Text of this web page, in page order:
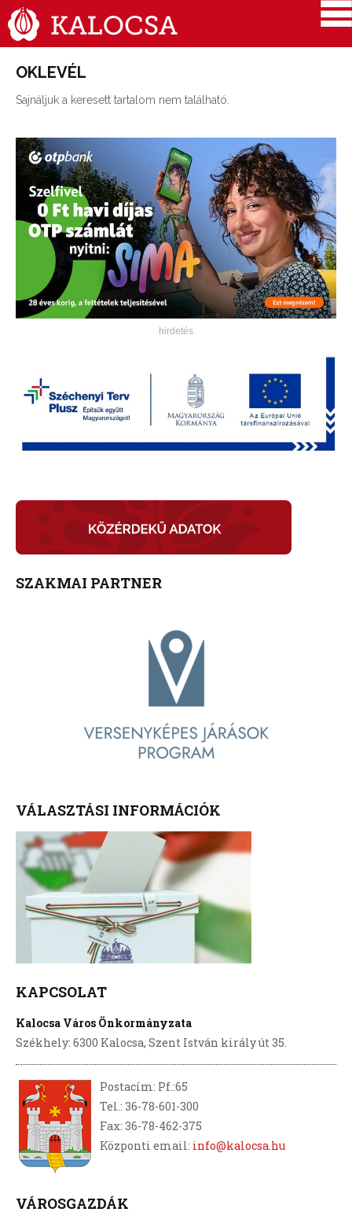
OKLEVÉL
Sajnáljuk a keresett tartalom nem található.
hirdetés
SZAKMAI PARTNER
VÁLASZTÁSI INFORMÁCIÓK
KAPCSOLAT
Kalocsa Város Önkormányzata
Székhely: 6300 Kalocsa, Szent István király út 35.
Postacím: Pf.:65
Tel.: 36-78-601-300
Fax: 36-78-462-375
Központi email: info@kalocsa.hu
VÁROSGAZDÁK